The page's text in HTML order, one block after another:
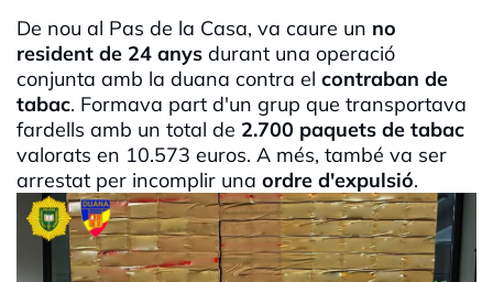
De nou al Pas de la Casa, va caure un no
resident de 24 anys durant una operació
conjunta amb la duana contra el contraban de
tabac. Formava part d'un grup que transportava
fardells amb un total de 2.700 paquets de tabac
valorats en 10.573 euros. A més, també va ser
arrestat per incomplir una ordre d'expulsió.